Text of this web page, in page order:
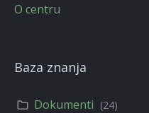
O centru
Baza znanja
Dokumenti (24)